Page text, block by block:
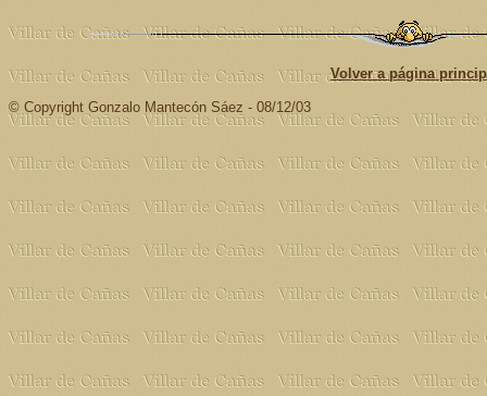
Volver a página
© Copyright Gonzalo Mantecón Sáez - 08/12/03